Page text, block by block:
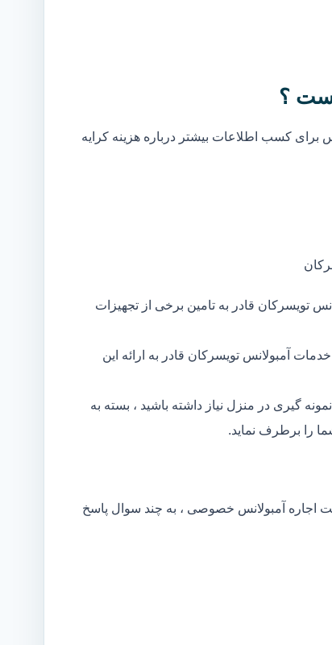
؟
کسب اطلاعات بیشتر درباره هزینه کرایه
تویسرکان قادر به تامین برخی از تجهیزات
آمبولانس تویسرکان قادر به ارائه این
گیری در منزل نیاز داشته باشید ، بسته به
را برطرف نماید.
آمبولانس خصوصی ، به چند سوال پاسخ